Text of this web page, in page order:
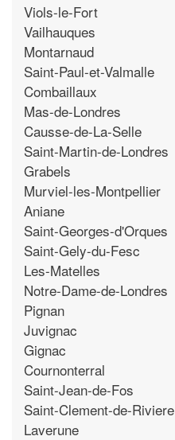
Viols-le-Fort
Vailhauques
Montarnaud
Saint-Paul-et-Valmalle
Combaillaux
Mas-de-Londres
Causse-de-La-Selle
Saint-Martin-de-Londres
Grabels
Murviel-les-Montpellier
Aniane
Saint-Georges-d'Orques
Saint-Gely-du-Fesc
Les-Matelles
Notre-Dame-de-Londres
Pignan
Juvignac
Gignac
Cournonterral
Saint-Jean-de-Fos
Saint-Clement-de-Riviere
Laverune